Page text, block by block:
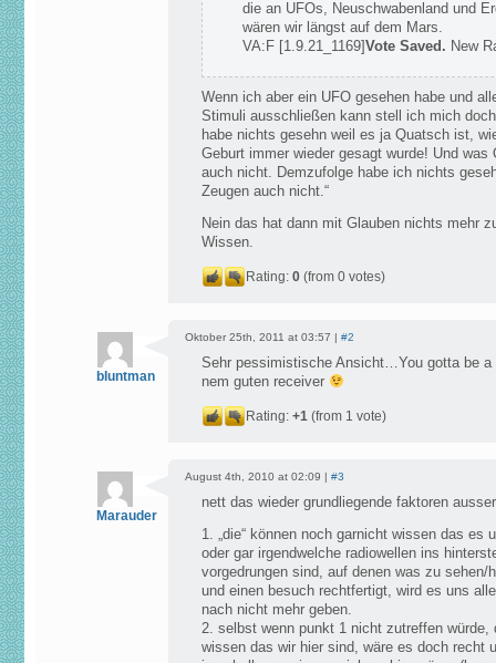
die an UFOs, Neuschwabenland und
wären wir längst auf dem Mars.
VA:F [1.9.21_1169] Vote Saved. New
Wenn ich aber ein UFO gesehen habe und
Stimuli ausschließen kann stell ich mich
habe nichts gesehn weil es ja Quatsch ist,
Geburt immer wieder gesagt wurde! Und
auch nicht. Demzufolge habe ich nichts
Zeugen auch nicht.“
Nein das hat dann mit Glauben nichts mehr
Wissen.
Rating: 0 (from 0 votes)
bluntman
Oktober 25th, 2011 at 03:57 | #2
Sehr pessimistische Ansicht…You gotta be a
nem guten receiver
Rating: +1 (from 1 vote)
Marauder
August 4th, 2010 at 02:09 | #3
nett das wieder grundliegende faktoren
1. „die“ können noch garnicht wissen das es
oder gar irgendwelche radiowellen ins
vorgedrungen sind, auf denen was zu sehen/
und einen besuch rechtfertigt, wird es uns
nach nicht mehr geben.
2. selbst wenn punkt 1 nicht zutreffen würde,
wissen das wir hier sind, wäre es doch recht